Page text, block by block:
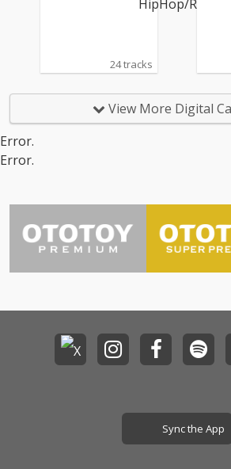
24 tracks
View More Digital
Error.
Error.
Sync the App